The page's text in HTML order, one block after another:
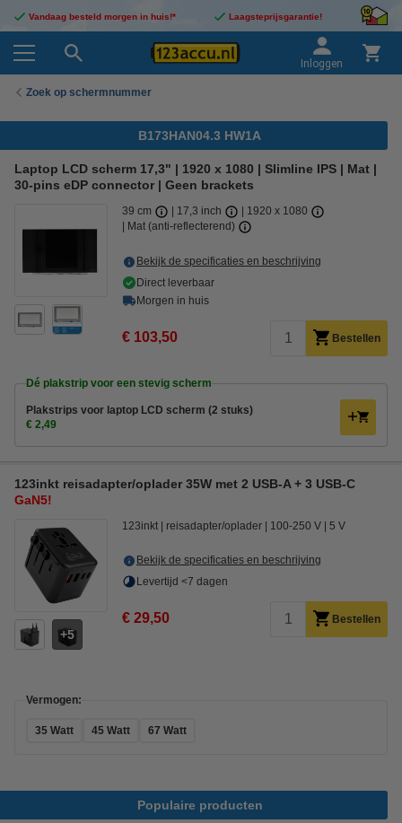
Vandaag besteld morgen in huis!* Laagsteprijsgarantie!
Inloggen
Zoek op schermnummer
B173HAN04.3 HW1A
Laptop LCD scherm 17,3" | 1920 x 1080 | Slimline IPS | Mat |
30-pins eDP connector | Geen brackets
39 cm 17,3 inch
1920 x 1080
Mat (anti-reflecterend)
Bekijk de specificaties en beschrijving
Direct leverbaar
Morgen in huis
€ 103,50 Bestellen
Dé plakstrip voor een stevig scherm
Plakstrips voor laptop LCD scherm (2 stuks)
€ 2,49
123inkt reisadapter/oplader 35W met 2 USB-A + 3 USB-C
GaN5!
5
123inkt reisadapter/oplader 100-250 V 5 V
Bekijk de specificaties en beschrijving
Levertijd <7 dagen
€ 29,50 Bestellen
Vermogen:
35 Watt 45 Watt 67 Watt
Populaire producten